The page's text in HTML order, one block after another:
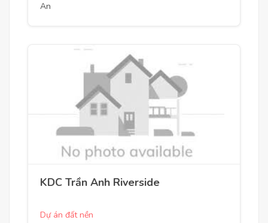
An
KDC Trần Anh Riverside
Dự án đất nền